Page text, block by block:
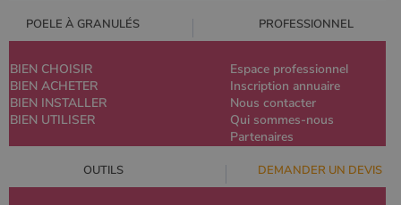
POELE À GRANULÉS PROFESSIONNEL
BIEN CHOISIR
BIEN ACHETER
BIEN INSTALLER
BIEN UTILISER
Espace professionnel
Inscription annuaire
Nous contacter
Qui sommes-nous
Partenaires
OUTILS DEMANDER UN DEVIS